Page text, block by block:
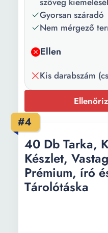
Darabszám/szett: 10
Csomag
10 x
Gyorsan száradó
Nem mérgező
Ellen
Kis darabszám
#4
40 Db Tarka,
Készlet,
Prémium, író
Tárolótáska